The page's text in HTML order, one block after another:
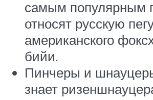
самым популярным
относят русскую
американского
бийи.
Пинчеры и
знает